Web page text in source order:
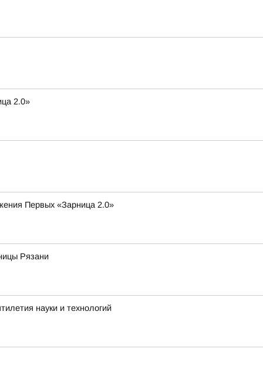
2.0»
Первых «Зарница 2.0»
Рязани
науки и технологий